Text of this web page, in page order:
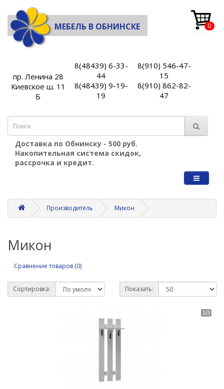
МЕБЕЛЬ В ОБНИНСКЕ 0
пр. Ленина 28
Киевское ш. 11
Б
8(48439) 6-33-
44
8(48439) 9-19-
19
8(910) 546-47-
15
8(910) 862-82-
47
Доставка по Обнинску - 500 руб.
Накопительная система скидок,
рассрочка и кредит.
Производитель Микон
Микон
Сравнение товаров (0)
Сортировка: Показать: